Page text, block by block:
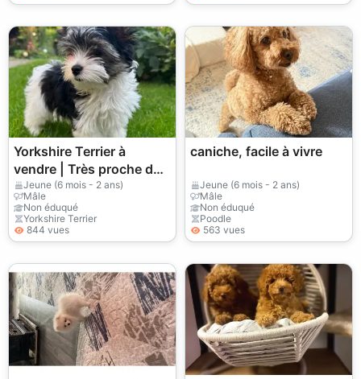
Yorkshire Terrier à
vendre | Très proche de
l’humain | Vie en
appartement OK
Jeune (6 mois - 2 ans)
Mâle
Non éduqué
Yorkshire Terrier
844 vues
caniche, facile à vivre
Jeune (6 mois - 2 ans)
Mâle
Non éduqué
Poodle
563 vues